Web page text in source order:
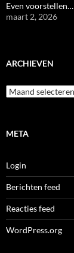
Even voorstellen…
maart 2, 2026
ARCHIEVEN
Archieven
META
Login
Berichten feed
Reacties feed
WordPress.org